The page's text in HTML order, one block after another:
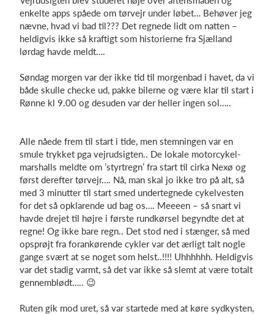
enkelte apps spåede om tørvejr under løbet… Behøver jeg
nævne, hvad vi bad til??? Det regnede lidt om natten –
heldigvis ikke så kraftigt som historierne fra Sjælland
lørdag havde meldt….
Søndag morgen var der ikke tid til morgenbad i havet, da vi
både skulle checke ud, pakke bilerne og være klar til start i
Rønne kl 9.00 og desuden var der heller ingen sol…..
Alle nåede frem til start i tide, men stemningen var en
smule trykket pga vejrudsigten.. De lokale motorcykel-
marshalls meldte om ’styrtregn’ fra start til cirka Nexø og
først derefter tørvejr…. Nå, man skal jo ikke tro på alt, så
med 3 minutter til start smed undertegnede cykelvesten
for det så opklarende ud bag os…. Meeeen – så snart vi
havde drejet til højre i første rundkørsel begyndte det at
regne! Og ikke bare regn.. Det stod ned i stænger, så med
opsprøjt fra forankørende cykler var det ærligt talt nogle
gange svært at se noget som helst..!!!! Uhhhhhh. Heldigvis
var det stadig varmt, så det var ikke så slemt at være totalt
gennemblødt….. 😉
Ruten gik mod uret, så var startede med at køre sydkysten,